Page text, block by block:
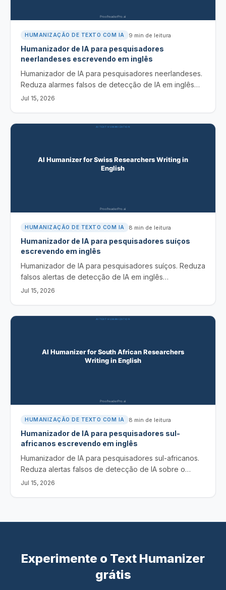
HUMANIZAÇÃO DE TEXTO COM IA 9 min de leitura
Humanizador de IA para pesquisadores
neerlandeses escrevendo em inglês
Humanizador de IA para pesquisadores neerlandeses.
Reduza alarmes falsos de detecção de IA em inglês
influenciado pelo neerlandês, mantenha o sentido e as
Jul 15, 2026
HUMANIZAÇÃO DE TEXTO COM IA 8 min de leitura
Humanizador de IA para pesquisadores suíços
escrevendo em inglês
Humanizador de IA para pesquisadores suíços. Reduza
falsos alertas de detecção de IA em inglês
influenciado pelo alemão e pelo francês, preservando
Jul 15, 2026
HUMANIZAÇÃO DE TEXTO COM IA 8 min de leitura
Humanizador de IA para pesquisadores sul-
africanos escrevendo em inglês
Humanizador de IA para pesquisadores sul-africanos.
Reduza alertas falsos de detecção de IA sobre o
inglês sul-africano, mantenha o seu sentido e as
Jul 15, 2026
Experimente o Text Humanizer
grátis